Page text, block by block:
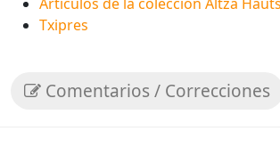
Txipres
Comentarios / Correcciones